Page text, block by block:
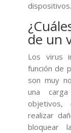
dispositivos.
de un
Los virus
función de
son muy
una
objetivos,
realizar
bloquear